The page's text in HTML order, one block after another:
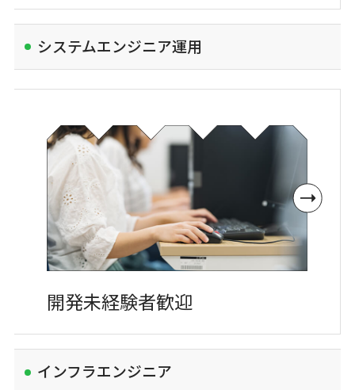
システムエンジニア運用
開発未経験者歓迎
インフラエンジニア